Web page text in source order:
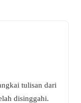
tulisan dari
disinggahi.